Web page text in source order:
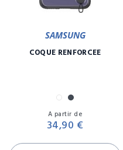
SAMSUNG
COQUE RENFORCÉE
BlancNoir
A partir de
34,90 €